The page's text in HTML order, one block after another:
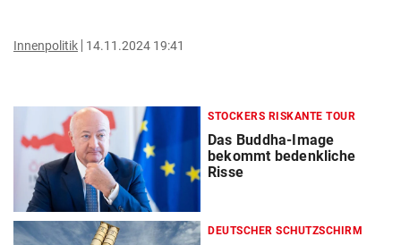
Innenpolitik 14.11.2024 19:41
STOCKERS RISKANTE TOUR
Das Buddha-Image
bekommt bedenkliche
Risse
DEUTSCHER SCHUTZSCHIRM